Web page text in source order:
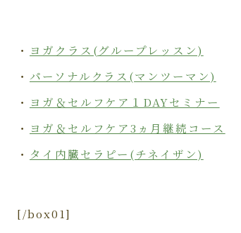
・ ヨガクラス(グループレッスン)
・ パーソナルクラス(マンツーマン)
・ ヨガ＆セルフケア１DAYセミナー
・ ヨガ＆セルフケア3ヵ月継続コース
・ タイ内臓セラピー(チネイザン)
[/box01]